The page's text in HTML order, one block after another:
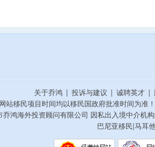
关于乔鸿 | 投诉与建议 | 诚聘英才 |
站移民项目时间均以移民国政府批准时间为准
鸿海外投资顾问有限公司 因私出入境中介机
巴尼亚移民|马耳